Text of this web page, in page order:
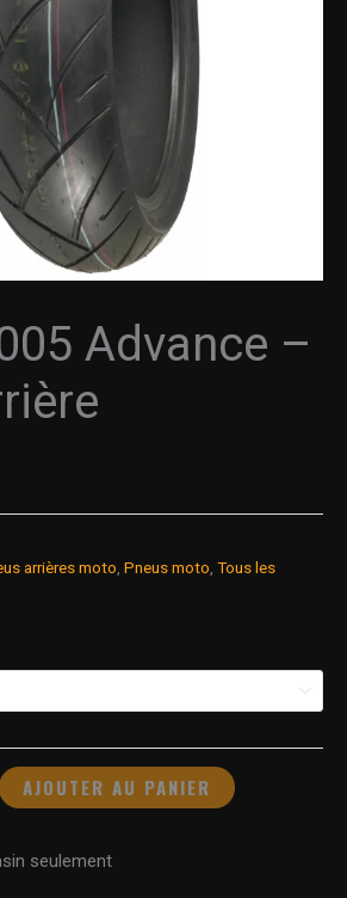
Advance –
arrières moto Pneus moto Tous les
AJOUTER AU PANIER
seulement